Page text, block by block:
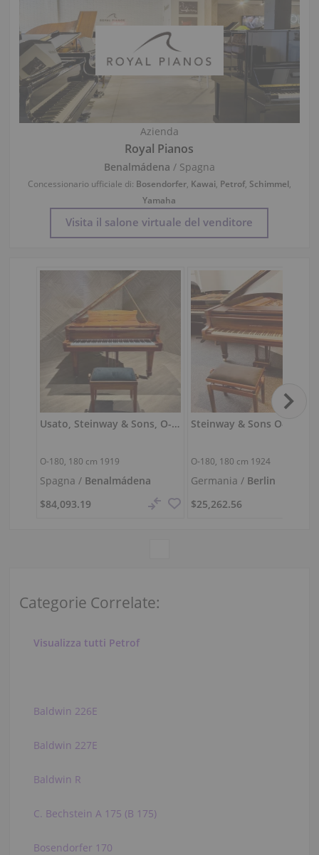
Azienda
Royal Pianos
Benalmádena / Spagna
Concessionario ufficiale di: Bosendorfer, Kawai Petrof, Schimmel
Yamaha
Visita il salone virtuale del venditore
Usato, Steinway & Sons, O-180
O-180, 180 cm 1919
Spagna / Benalmádena
$84,093.19
O-180, 180 cm 1924
Germania / Berlin
$25,262.56
Categorie Correlate:
Visualizza tutti Petrof
Baldwin 226E
Baldwin 227E
Baldwin R
C. Bechstein A 175 (B 175)
Bosendorfer 170